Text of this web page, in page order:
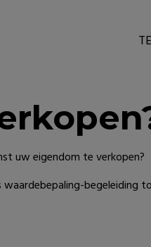
uw eigendom te verkopen?
waardebepaling-begeleiding